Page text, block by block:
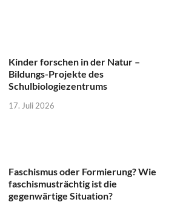
Kinder forschen in der Natur –
Bildungs-Projekte des
Schulbiologiezentrums
17. Juli 2026
Faschismus oder Formierung? Wie
faschismusträchtig ist die
gegenwärtige Situation?